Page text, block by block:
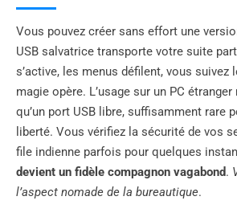
Vous pouvez créer sans effort une
USB salvatrice transporte votre suite
s’active, les menus défilent, vous suivez
magie opère. L’usage sur un PC étranger
qu’un port USB libre, suffisamment rare
liberté. Vous vérifiez la sécurité de vos
file indienne parfois pour quelques
devient un fidèle compagnon vagabond.
l’aspect nomade de la bureautique.